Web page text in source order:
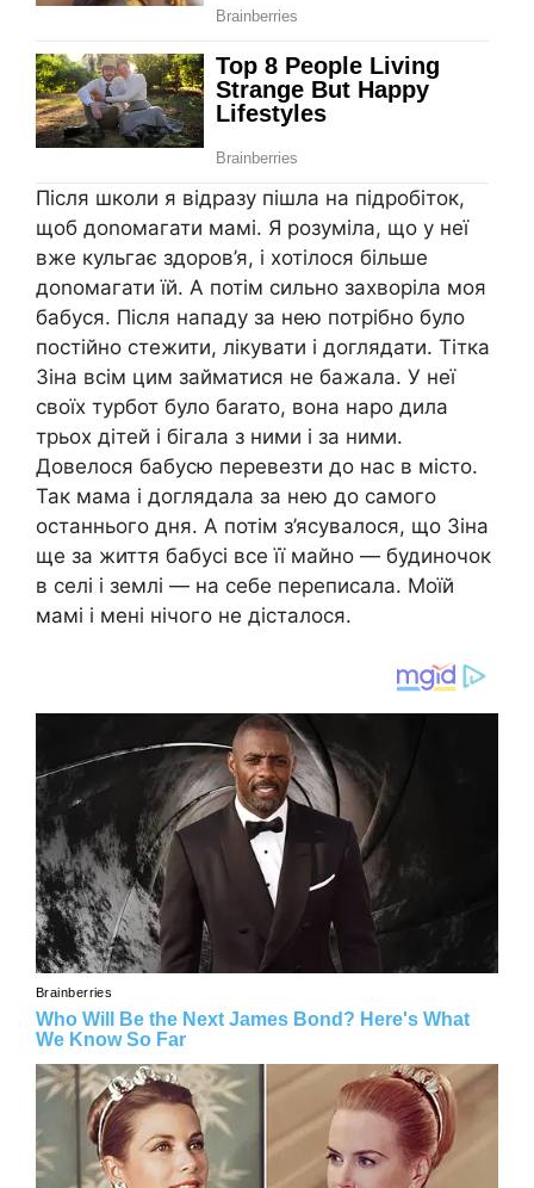
Після школи я відразу пішла на підробіток,
щоб доnомагати мамі. Я розуміла, що у неї
вже кульгає здоров’я, і хотілося більше
доnомагати їй. А потім сильно захворіла моя
бабуся. Після нападу за нею потрібно було
постійно стежити, лікувати і доглядати. Тітка
Зіна всім цим займатися не бажала. У неї
своїх турбот було баrато, вона наро дила
трьох дітей і бігала з ними і за ними.
Довелося бабусю перевезти до нас в місто.
Так мама і доглядала за нею до самого
останнього дня. А потім з’ясувалося, що Зіна
ще за життя бабусі все її майно — будиночок
в селі і землі — на себе переписала. Моїй
мамі і мені нічого не дісталося.